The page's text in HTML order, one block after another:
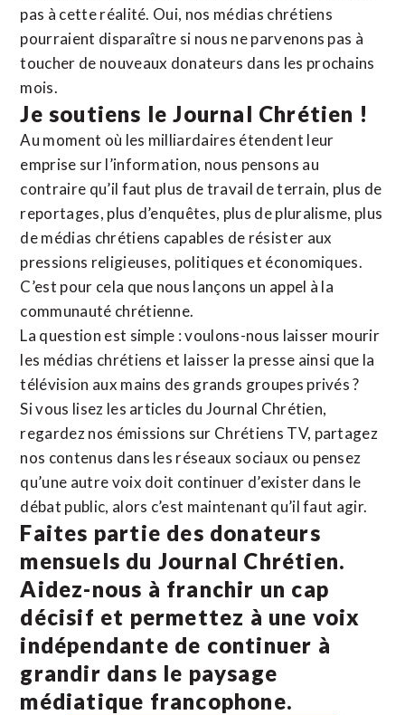
pas à cette réalité. Oui, nos médias chrétiens
pourraient disparaître si nous ne parvenons pas à
toucher de nouveaux donateurs dans les prochains
mois.
Je soutiens le Journal Chrétien !
Au moment où les milliardaires étendent leur
emprise sur l’information, nous pensons au
contraire qu’il faut plus de travail de terrain, plus de
reportages, plus d’enquêtes, plus de pluralisme, plus
de médias chrétiens capables de résister aux
pressions religieuses, politiques et économiques.
C’est pour cela que nous lançons un appel à la
communauté chrétienne.
La question est simple : voulons-nous laisser mourir
les médias chrétiens et laisser la presse ainsi que la
télévision aux mains des grands groupes privés ?
Si vous lisez les articles du Journal Chrétien,
regardez nos émissions sur Chrétiens TV, partagez
nos contenus dans les réseaux sociaux ou pensez
qu’une autre voix doit continuer d’exister dans le
débat public, alors c’est maintenant qu’il faut agir.
Faites partie des donateurs
mensuels du Journal Chrétien.
Aidez-nous à franchir un cap
décisif et permettez à une voix
indépendante de continuer à
grandir dans le paysage
médiatique francophone.